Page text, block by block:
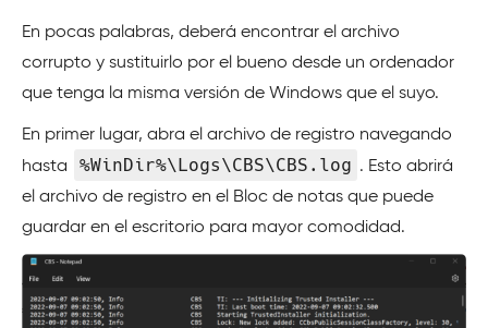
En pocas palabras, deberá encontrar el archivo
corrupto y sustituirlo por el bueno desde un ordenador
que tenga la misma versión de Windows que el suyo.
En primer lugar, abra el archivo de registro navegando
hasta
%WinDir%\Logs\CBS\CBS.log . Esto abrirá
el archivo de registro en el Bloc de notas que puede
guardar en el escritorio para mayor comodidad.